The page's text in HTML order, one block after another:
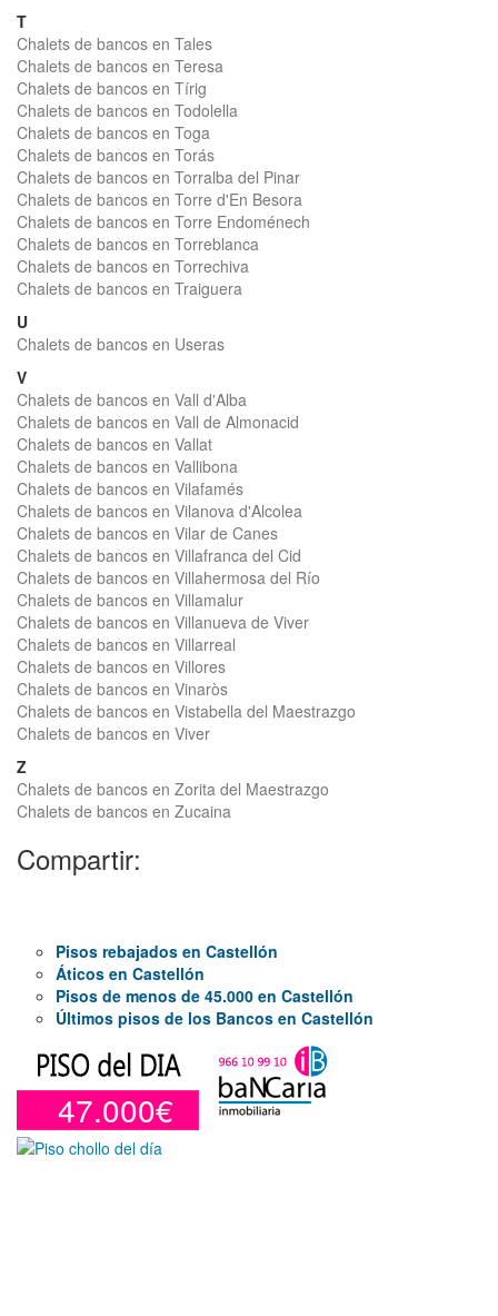
T
Chalets de bancos en Tales
Chalets de bancos en Teresa
Chalets de bancos en Tírig
Chalets de bancos en Todolella
Chalets de bancos en Toga
Chalets de bancos en Torás
Chalets de bancos en Torralba del Pinar
Chalets de bancos en Torre d'En Besora
Chalets de bancos en Torre Endoménech
Chalets de bancos en Torreblanca
Chalets de bancos en Torrechiva
Chalets de bancos en Traiguera
U
Chalets de bancos en Useras
V
Chalets de bancos en Vall d'Alba
Chalets de bancos en Vall de Almonacid
Chalets de bancos en Vallat
Chalets de bancos en Vallibona
Chalets de bancos en Vilafamés
Chalets de bancos en Vilanova d'Alcolea
Chalets de bancos en Vilar de Canes
Chalets de bancos en Villafranca del Cid
Chalets de bancos en Villahermosa del Río
Chalets de bancos en Villamalur
Chalets de bancos en Villanueva de Viver
Chalets de bancos en Villarreal
Chalets de bancos en Villores
Chalets de bancos en Vinaròs
Chalets de bancos en Vistabella del Maestrazgo
Chalets de bancos en Viver
Z
Chalets de bancos en Zorita del Maestrazgo
Chalets de bancos en Zucaina
Compartir:
Pisos rebajados en Castellón
Áticos en Castellón
Pisos de menos de 45.000 en Castellón
Últimos pisos de los Bancos en Castellón
47.000€